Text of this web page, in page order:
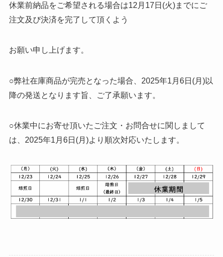
休業前納品をご希望される場合は12月17日(火)までにご
注文及び決済を完了して頂くよう
お願い申し上げます。
○弊社在庫商品が完売となった場合、2025年1月6日(月)以
降の発送となります旨、ご了承願います。
○休業中にお寄せ頂いたご注文・お問合せに関しまして
は、2025年1月6日(月)より順次対応いたします。